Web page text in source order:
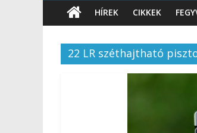
HÍREK CIKKEK
22 LR széthajtható